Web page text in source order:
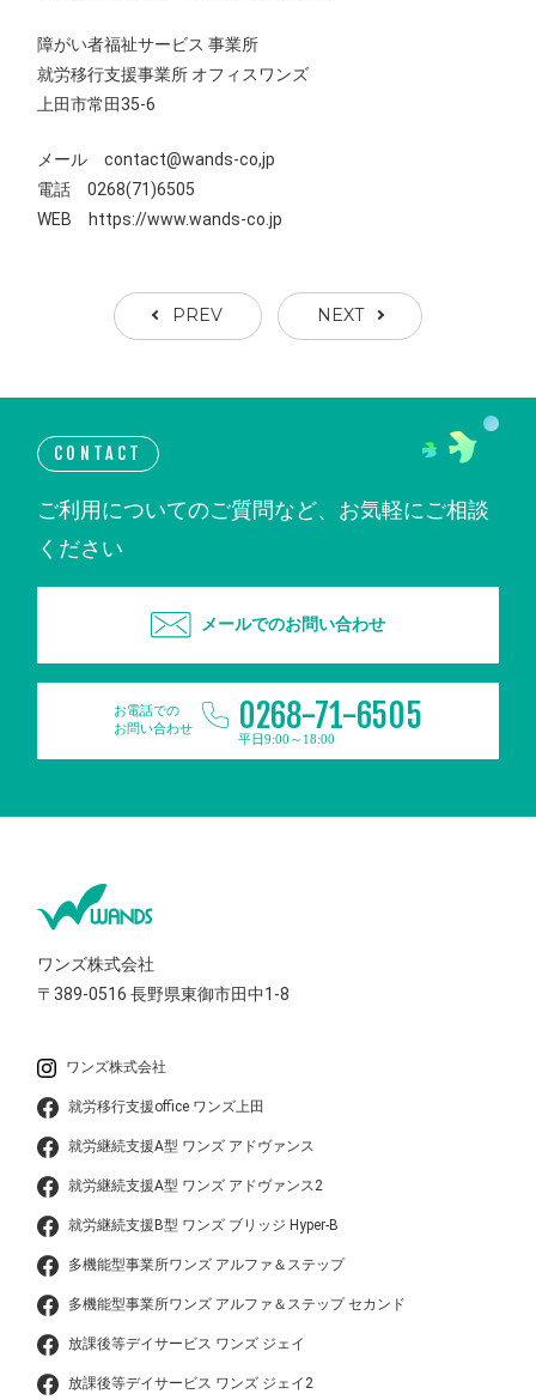
障がい者福祉サービス 事業所
就労移行支援事業所 オフィスワンズ
上田市常田35-6
メール contact@wands-co,jp
電話 0268(71)6505
WEB
https://www.wands-co.jp
PREV NEXT
CONTACT
ご利用についてのご質問など、お気軽にご相談
ください
メールでのお問い合わせ
お電話での
お問い合わせ
0268-71-6505
平日9:00～18:00
ワンズ株式会社
〒389-0516長野県東御市田中1-8
ワンズ株式会社
就労移行支援office ワンズ上田
就労継続支援A型 ワンズ アドヴァンス
就労継続支援A型 ワンズ アドヴァンス2
就労継続支援B型 ワンズ ブリッジ Hyper-B
多機能型事業所ワンズ アルファ＆ステップ
多機能型事業所ワンズ アルファ＆ステップ セカンド
放課後等デイサービス ワンズ ジェイ
放課後等デイサービス ワンズ ジェイ2